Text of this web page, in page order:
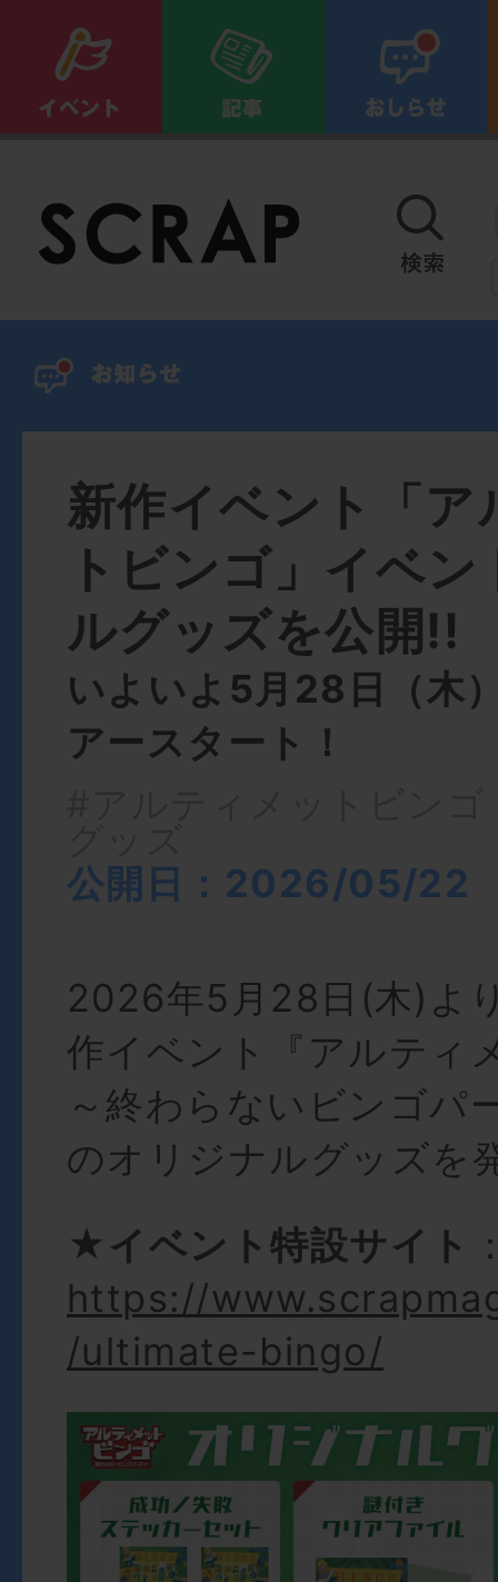
新作イベント「ア
トビンゴ」イベ
ルグッズを公開!!
いよいよ5月28日（木
アースタート！
公開日：2026/05/22
2026年5月28日(木)よ
作イベント『アルティ
～終わらないビンゴパ
のオリジナルグッズを
★イベント特設サイト
https://
/ultimate-bingo/